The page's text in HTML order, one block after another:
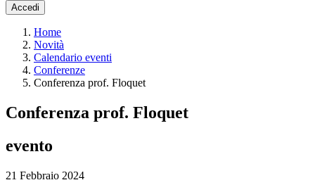
Accedi
Home
Novità
Calendario eventi
Conferenze
Conferenza prof. Floquet
Conferenza prof. Floquet
evento
21 Febbraio 2024